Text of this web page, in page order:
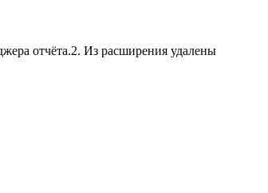
отчёта.2. Из расширения удалены